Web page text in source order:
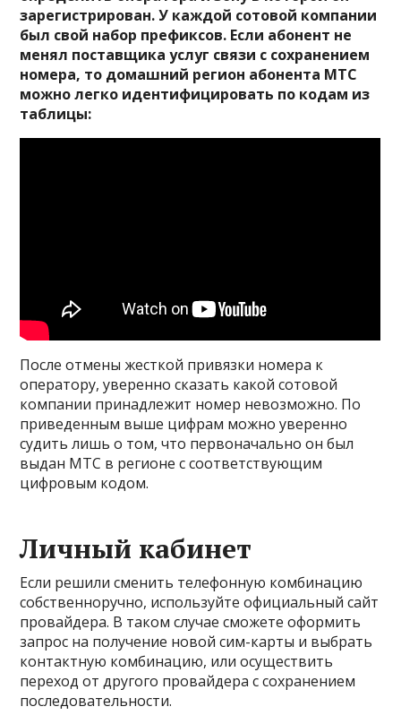
зарегистрирован. У каждой сотовой компании
был свой набор префиксов. Если абонент не
менял поставщика услуг связи с сохранением
номера, то домашний регион абонента МТС
можно легко идентифицировать по кодам из
таблицы:
После отмены жесткой привязки номера к
оператору, уверенно сказать какой сотовой
компании принадлежит номер невозможно. По
приведенным выше цифрам можно уверенно
судить лишь о том, что первоначально он был
выдан МТС в регионе с соответствующим
цифровым кодом.
Личный кабинет
Если решили сменить телефонную комбинацию
собственноручно, используйте официальный сайт
провайдера. В таком случае сможете оформить
запрос на получение новой сим-карты и выбрать
контактную комбинацию, или осуществить
переход от другого провайдера с сохранением
последовательности.